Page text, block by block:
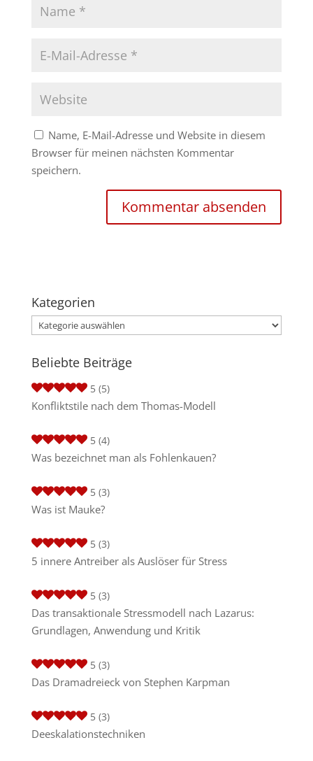
Name, E-Mail-Adresse und Website in diesem
Browser für meinen nächsten Kommentar
speichern.
Kategorien
Kategorien
Beliebte Beiträge
5 (5)
Konfliktstile nach dem Thomas-Modell
5 (4)
Was bezeichnet man als Fohlenkauen?
5 (3)
Was ist Mauke?
5 (3)
5 innere Antreiber als Auslöser für Stress
5 (3)
Das transaktionale Stressmodell nach Lazarus:
Grundlagen, Anwendung und Kritik
5 (3)
Das Dramadreieck von Stephen Karpman
5 (3)
Deeskalationstechniken